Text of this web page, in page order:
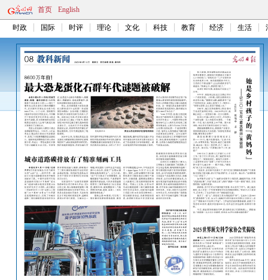
首页 English
时政 国际 时评 理论 文化 科技 教育 经济 生活